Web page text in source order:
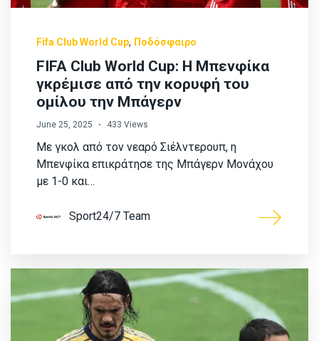
Fifa Club World Cup, Ποδόσφαιρο
FIFA Club World Cup: Η Μπενφίκα
γκρέμισε από την κορυφή του
ομίλου την Μπάγερν
June 25, 2025 433 Views
Με γκολ από τον νεαρό Σιέλντερουπ, η
Μπενφίκα επικράτησε της Μπάγερν Μονάχου
με 1-0 και…
Sport24/7 Team